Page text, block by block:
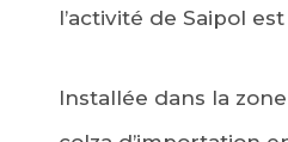
l’activité de Saipol
Installée dans la